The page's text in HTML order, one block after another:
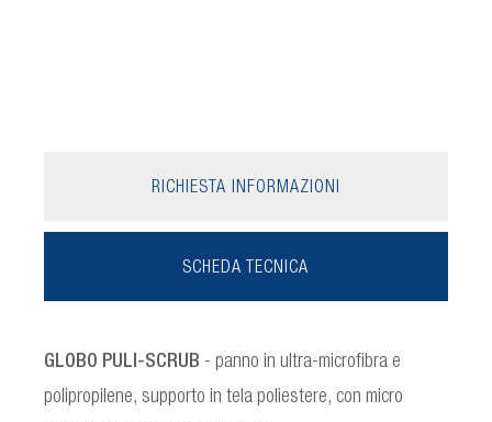
RICHIESTA INFORMAZIONI
SCHEDA TECNICA
GLOBO PULI-SCRUB - panno in ultra-microfibra e
polipropilene, supporto in tela poliestere, con micro